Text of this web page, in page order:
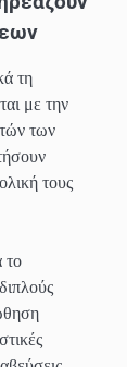
τη
με την
των
τους
το